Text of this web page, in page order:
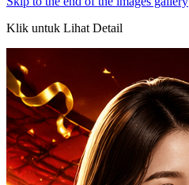
Klik untuk Lihat Detail